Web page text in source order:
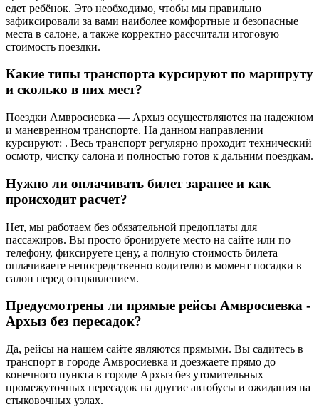
едет ребёнок. Это необходимо, чтобы мы правильно
зафиксировали за вами наиболее комфортные и безопасные
места в салоне, а также корректно рассчитали итоговую
стоимость поездки.
Какие типы транспорта курсируют по маршруту
и сколько в них мест?
Поездки Амвросиевка — Архыз осуществляются на надежном
и маневренном транспорте. На данном направлении
курсируют: . Весь транспорт регулярно проходит технический
осмотр, чистку салона и полностью готов к дальним поездкам.
Нужно ли оплачивать билет заранее и как
происходит расчет?
Нет, мы работаем без обязательной предоплаты для
пассажиров. Вы просто бронируете место на сайте или по
телефону, фиксируете цену, а полную стоимость билета
оплачиваете непосредственно водителю в момент посадки в
салон перед отправлением.
Предусмотрены ли прямые рейсы Амвросиевка -
Архыз без пересадок?
Да, рейсы на нашем сайте являются прямыми. Вы садитесь в
транспорт в городе Амвросиевка и доезжаете прямо до
конечного пункта в городе Архыз без утомительных
промежуточных пересадок на другие автобусы и ожидания на
стыковочных узлах.